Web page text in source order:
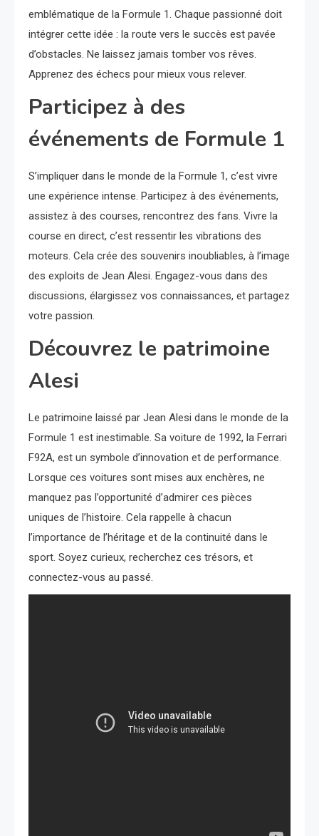
emblématique de la Formule 1. Chaque passionné doit
intégrer cette idée : la route vers le succès est pavée
d’obstacles. Ne laissez jamais tomber vos rêves.
Apprenez des échecs pour mieux vous relever.
Participez à des
événements de Formule 1
S’impliquer dans le monde de la Formule 1, c’est vivre
une expérience intense. Participez à des événements,
assistez à des courses, rencontrez des fans. Vivre la
course en direct, c’est ressentir les vibrations des
moteurs. Cela crée des souvenirs inoubliables, à l’image
des exploits de Jean Alesi. Engagez-vous dans des
discussions, élargissez vos connaissances, et partagez
votre passion.
Découvrez le patrimoine
Alesi
Le patrimoine laissé par Jean Alesi dans le monde de la
Formule 1 est inestimable. Sa voiture de 1992, la Ferrari
F92A, est un symbole d’innovation et de performance.
Lorsque ces voitures sont mises aux enchères, ne
manquez pas l’opportunité d’admirer ces pièces
uniques de l’histoire. Cela rappelle à chacun
l’importance de l’héritage et de la continuité dans le
sport. Soyez curieux, recherchez ces trésors, et
connectez-vous au passé.